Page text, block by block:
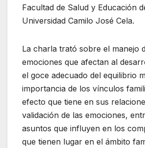
Facultad de Salud y Educación
Universidad Camilo José Cela.
La charla trató sobre el manejo
emociones que afectan al
el goce adecuado del equilibrio
importancia de los vínculos
efecto que tiene en sus
validación de las emociones,
asuntos que influyen en los
que tienen lugar en el ámbito